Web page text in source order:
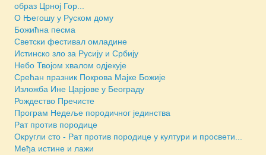
образ Црној Гор...
О Његошу у Руском дому
Божићна песма
Светски фестивал омладине
Истинско зло за Русију и Србију
Небо Твојом хвалом одјекује
Срећан празник Покрова Мајке Божије
Изложба Ине Царјове у Београду
Рождество Пречисте
Програм Недеље породичног јединства
Рат против породице
Округли сто - Рат против породице у култури и просвети...
Међа истине и лажи